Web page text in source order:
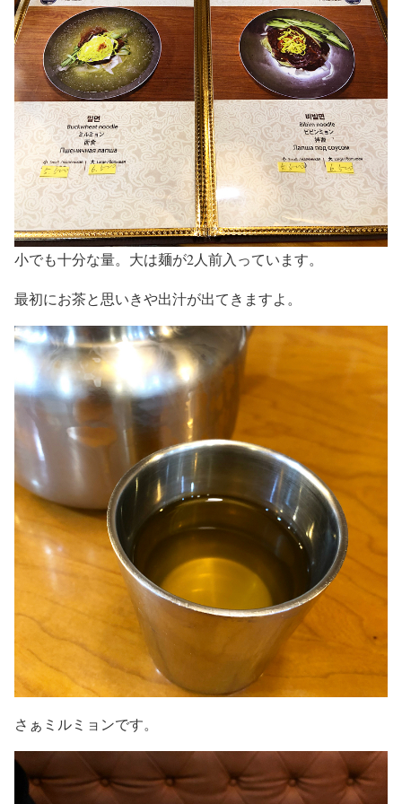
小でも十分な量。大は麺が2人前入っています。
最初にお茶と思いきや出汁が出てきますよ。
さぁミルミョンです。